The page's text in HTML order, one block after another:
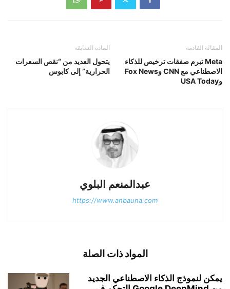
المادة السابقة
يتحول العديد من “نقص السعرات
الحرارية” إلى كابوس
المقالة القادمة
Meta تبرم صفقات ترخيص للذكاء
الاصطناعي مع CNN وFox News
وUSA Today
عبدالمنعم البلوي
https://www.anbauna.com
المواد ذات الصلة
يمكن لنموذج الذكاء الاصطناعي الجديد